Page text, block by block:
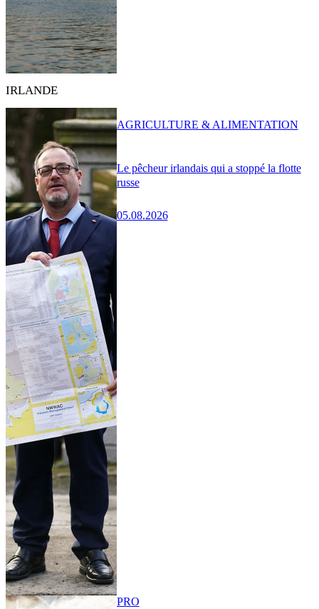
IRLANDE
Le pêcheur irlandais qui a stoppé la flotte
russe
05.08.2026
AGRICULTURE & ALIMENTATION
PRO